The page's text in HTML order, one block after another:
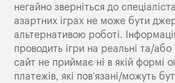
негайно зверніться до
азартних іграх не може бути
альтернативою роботі.
проводить ігри на реальні та/або
сайт не приймає ні в якій формі
платежів, які пов’язані/можуть